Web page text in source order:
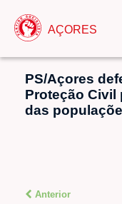
AÇORES
PS/Açores
Proteção Civil
das
Anterior